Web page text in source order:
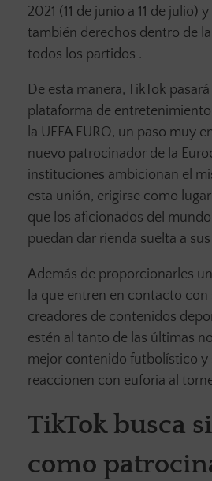
2021 (11 de junio a 11 de julio)
también derechos dentro de
todos los partidos .
De esta manera, TikTok
plataforma de
la UEFA EURO, un paso muy
nuevo patrocinador de la
instituciones ambicionan el
esta unión, erigirse como
que los aficionados del
puedan dar rienda suelta a
Además de proporcionarles
la que entren en contacto con
creadores de contenidos
estén al tanto de las últimas
mejor contenido futbolístico y
reaccionen con euforia al
TikTok busca
como